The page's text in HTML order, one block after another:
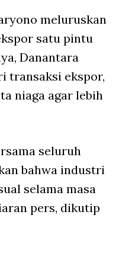
meluruskan
satu pintu
Danantara
transaksi ekspor,
niaga agar lebih
seluruh
bahwa industri
selama masa
pers, dikutip